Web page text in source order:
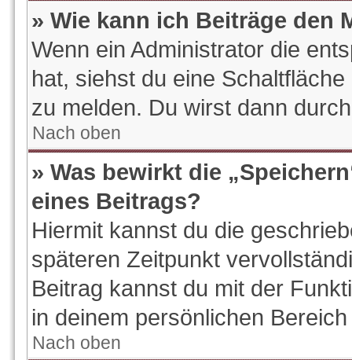
» Wie kann ich Beiträge den
Wenn ein Administrator die
hat, siehst du eine
zu melden. Du wirst dann
Nach oben
» Was bewirkt die
eines Beitrags?
Hiermit kannst du die
späteren Zeitpunkt
Beitrag kannst du mit der
in deinem persönlichen
Nach oben